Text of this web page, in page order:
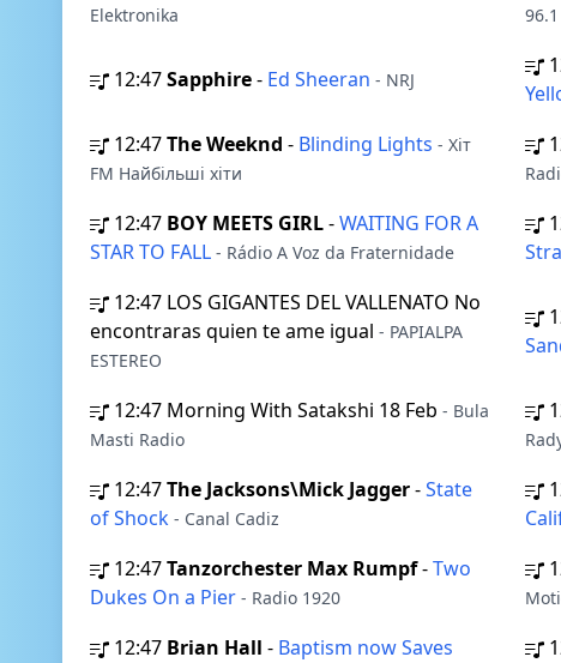
Elektronika
12:47Sapphire- Ed Sheeran - NRJ
12:47The Weeknd - Blinding Lights - Хіт
FM Найбільші хіти
12:47 BOY MEETS GIRL-WAITING FOR A
STAR TO FALL - Rádio A Voz da Fraternidade
12:47 LOS GIGANTES DEL VALLENATO No
encontraras quien te ame igual - PAPIALPA
ESTEREO
12:47 Morning With Satakshi 18 Feb - Bula
Masti Radio
12:47The Jacksons\Mick Jagger-State
of Shock - Canal Cadiz
12:47Tanzorchester Max Rumpf-Two
Dukes On a Pier - Radio 1920
12:47 Brian Hall - Baptism now Saves